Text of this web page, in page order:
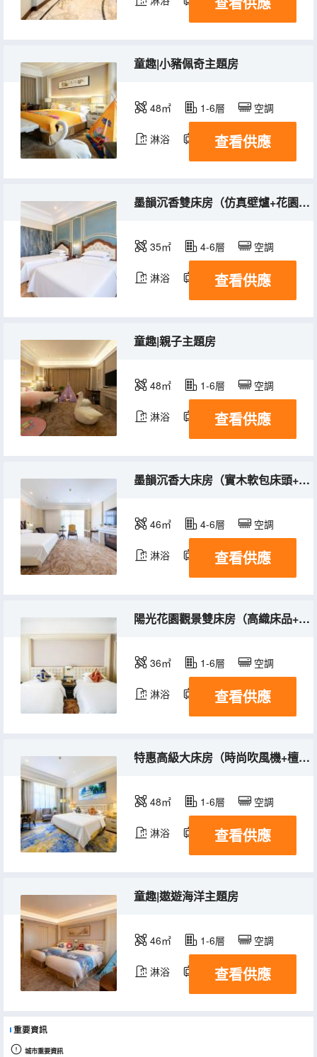
童趣|小豬佩奇主題房
48㎡ 1-6層 空調
淋浴 電視機
查看供應
墨韻沉香雙床房（仿真壁爐+花園景觀+智能客控）
35㎡ 4-6層 空調
淋浴 電視機
查看供應
童趣|親子主題房
48㎡ 1-6層 空調
淋浴 電視機
查看供應
墨韻沉香大床房（實木軟包床頭+定製休閒椅）
46㎡ 4-6層 空調
淋浴 電視機
查看供應
陽光花園觀景雙床房（高織床品+智能客控+獨立陽台）
36㎡ 1-6層 空調
淋浴 電視機
查看供應
特惠高級大床房（時尚吹風機+檀香香薰+歐式復古設計）
48㎡ 1-6層 空調
淋浴 電視機
查看供應
童趣|遨遊海洋主題房
46㎡ 1-6層 空調
淋浴 電視機
查看供應
重要資訊
城市重要資訊